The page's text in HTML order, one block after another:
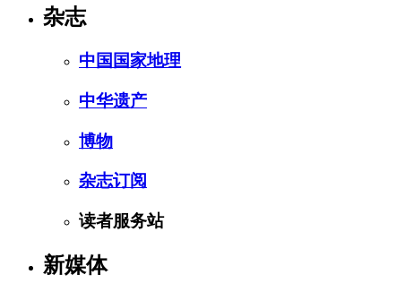
杂志
中国国家地理
中华遗产
博物
杂志订阅
读者服务站
新媒体